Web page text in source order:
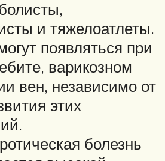
и тяжелоатлеты.
появляться при
варикозном
вен, независимо от
этих
болезнь